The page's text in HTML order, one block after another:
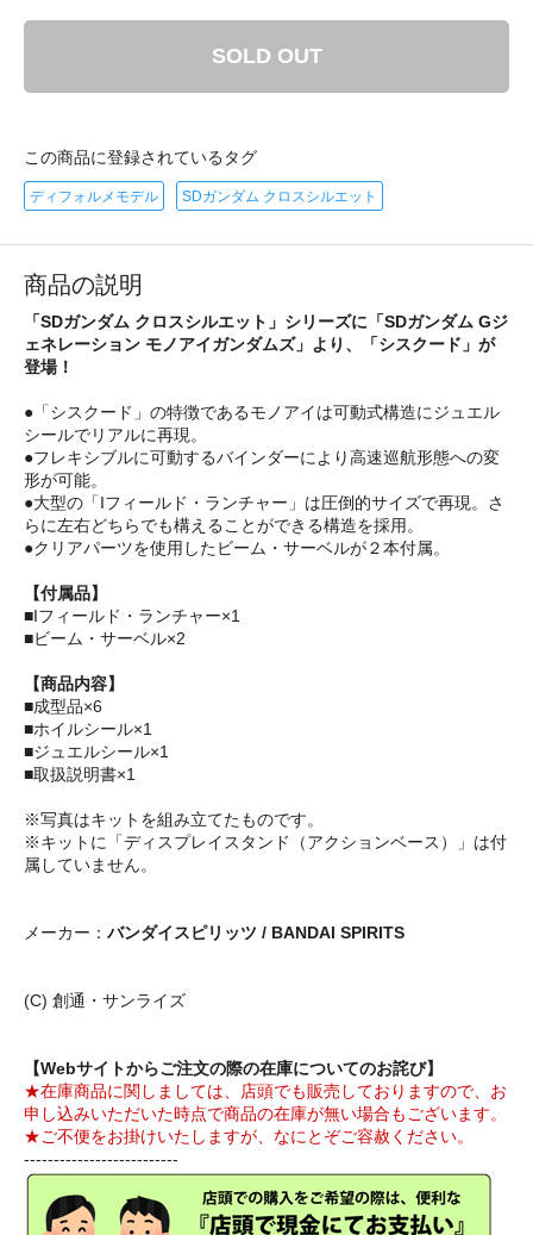
SOLD OUT
この商品に登録されているタグ
ディフォルメモデル SDガンダム クロスシルエット
商品の説明
「SDガンダム クロスシルエット」シリーズに「SDガンダム Gジ
ェネレーション モノアイガンダムズ」より、「シスクード」が
登場！
●「シスクード」の特徴であるモノアイは可動式構造にジュエル
シールでリアルに再現。
●フレキシブルに可動するバインダーにより高速巡航形態への変
形が可能。
●大型の「Iフィールド・ランチャー」は圧倒的サイズで再現。さ
らに左右どちらでも構えることができる構造を採用。
●クリアパーツを使用したビーム・サーベルが２本付属。
【付属品】
■Iフィールド・ランチャー×1
■ビーム・サーベル×2
【商品内容】
■成型品×6
■ホイルシール×1
■ジュエルシール×1
■取扱説明書×1
※写真はキットを組み立てたものです。
※キットに「ディスプレイスタンド（アクションベース）」は付
属していません。
メーカー： バンダイスピリッツ / BANDAI SPIRITS
(C) 創通・サンライズ
【Webサイトからご注文の際の在庫についてのお詫び】
★在庫商品に関しましては、店頭でも販売しておりますので、お
申し込みいただいた時点で商品の在庫が無い場合もございます。
★ご不便をお掛けいたしますが、なにとぞご容赦ください。
--------------------------